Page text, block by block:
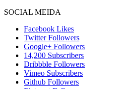
SOCIAL MEIDA
Facebook Likes
Twitter Followers
Google+ Followers
14,200 Subscribers
Dribbble Followers
Vimeo Subscribers
Github Followers